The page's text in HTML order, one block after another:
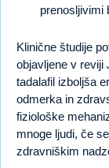
prenosljivimi
Klinične študije
objavljene v reviji
tadalafil izboljša
odmerka in
fiziološke
mnoge ljudi, če
zdravniškim